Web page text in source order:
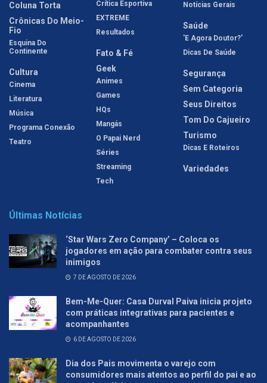
Coluna Torta
Crônicas Do Meio-
Fio
Esquina Do
Continente
Cultura
Cinema
Literatura
Música
Programa Conexão
Teatro
Crítica Esportiva
EXTREME
Resultados
Fato & Fé
Geek
Animes
Games
HQs
Mangás
O Papai Nerd
Séries
Streaming
Tech
Notícias Gerais
Saúde
'E Agora Doutor?'
Dicas De Saúde
Segurança
Sem Categoria
Seus Direitos
Tom Do Cajueiro
Turismo
Dicas E Roteiros
Variedades
Últimas Notícias
‘Star Wars Zero Company’ – Coloca os
jogadores em ação para combater contra seus
inimigos
7 DE AGOSTO DE 2026
Bem-Me-Quer: Casa Durval Paiva inicia projeto
com práticas integrativas para pacientes e
acompanhantes
6 DE AGOSTO DE 2026
Dia dos Pais movimenta o varejo com
consumidores mais atentos ao perfil do pai e ao